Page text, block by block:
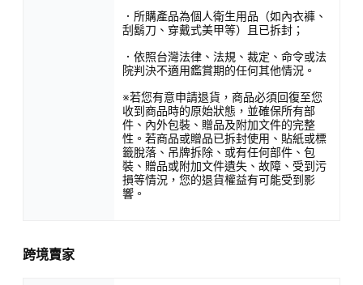
．所購產品為個人衛生用品（如內衣褲、
刮鬍刀、穿戴式美甲等）且已拆封；
．依照台灣法律、法規、裁定、命令或法
院判決不適用鑑賞期的任何其他情況。
※若您有意申請退貨，商品必須回復至您
收到商品時的原始狀態，並確保所有部
件、內外包裝、贈品及附加文件的完整
性。若商品或贈品已拆封使用、貼紙或標
籤脫落、吊牌拆除、或有任何部件、包
裝、贈品或附加文件遺失、故障、受到污
損等情況，您的退貨權益有可能受到影
響。
跨境賣家